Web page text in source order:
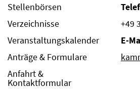
Stellenbörsen
Verzeichnisse
Veranstaltungskalender
Anträge & Formulare
Anfahrt &
Kontaktformular
+49
E-